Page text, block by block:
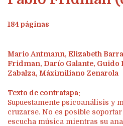
184 páginas
Mario Antmann, Elizabeth
Fridman, Darío Galante, Guido
Zabalza, Máximiliano Zenarola
Texto de contratapa:
Supuestamente psicoanálisis y
cruzarse. No es posible
escucha música mientras su